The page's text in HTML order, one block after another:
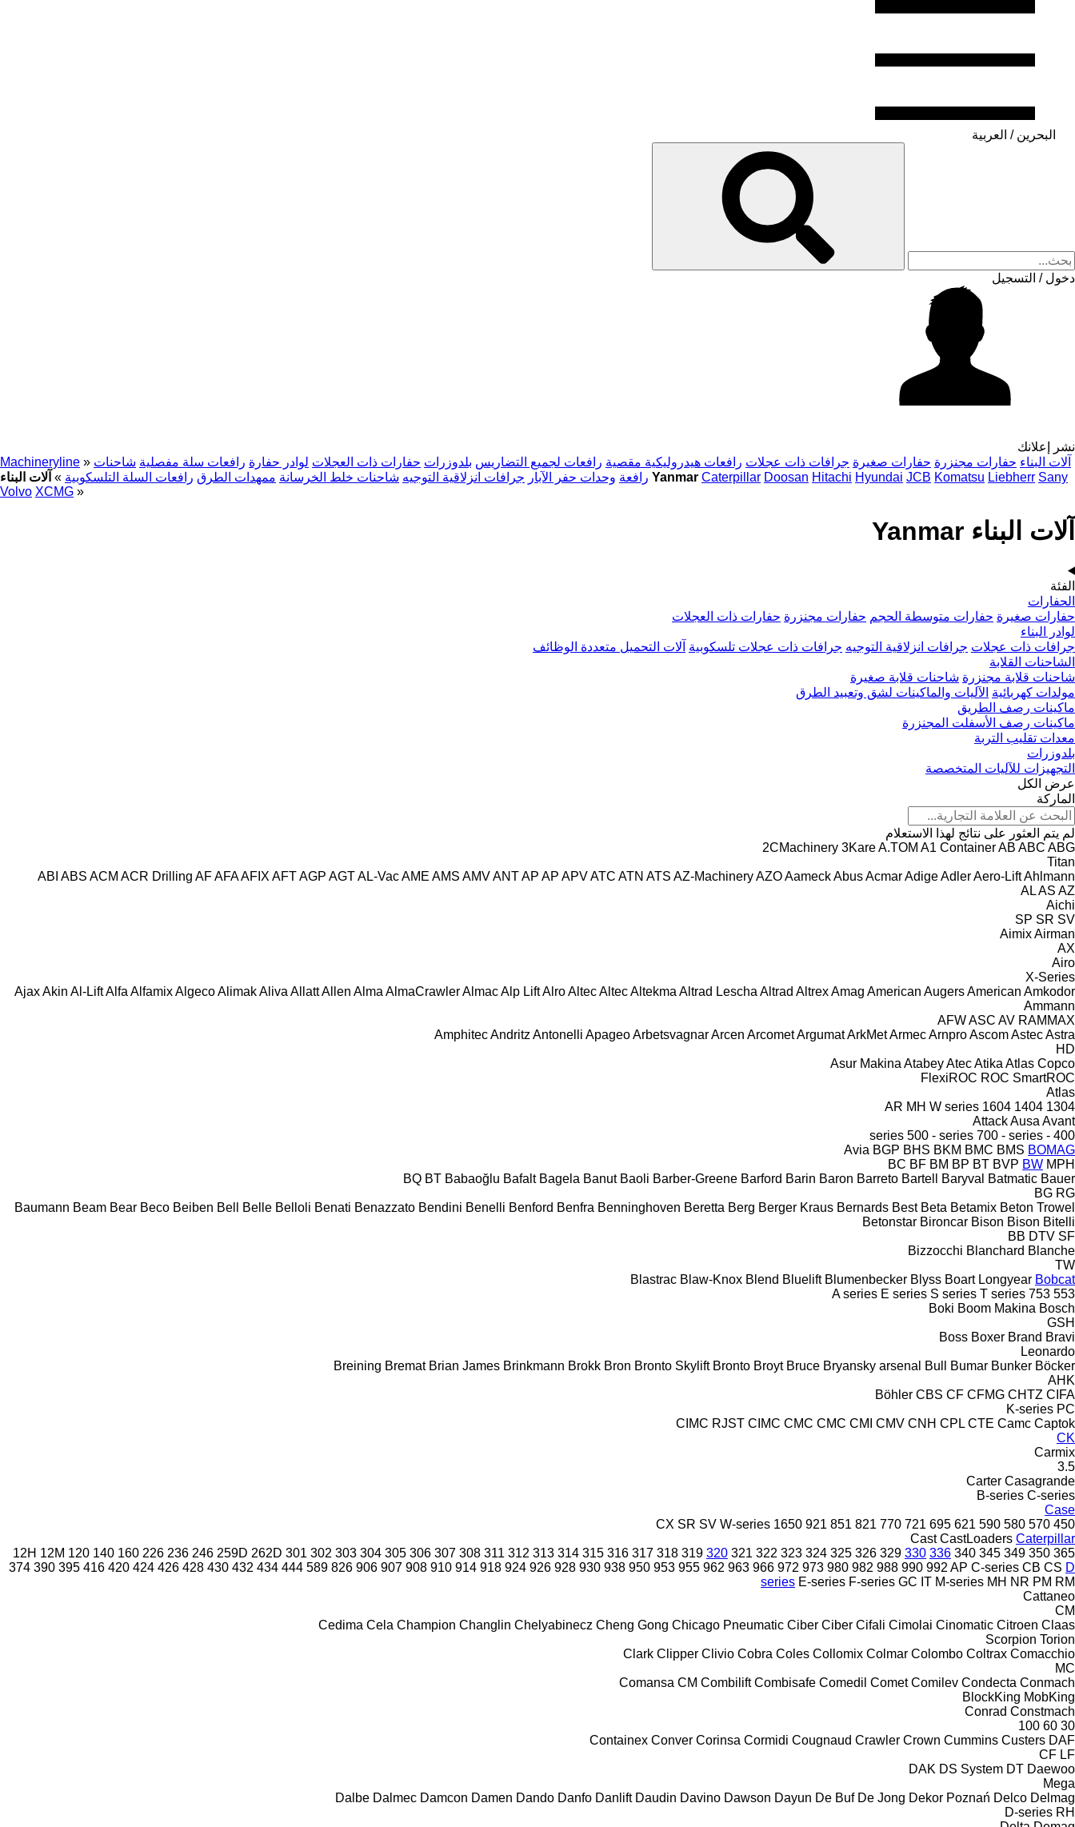
البحرين / العربية
دخول / التسجيل
نشر إعلانك
Machineryline » آلات البناء حفارات مجنزرة حفارات صغيرة جرافات ذات عجلات رافعات هيدروليكية مقصية رافعات لجميع التضاريس بلدوزرات حفارات ذات العجلات لوادر حفارة رافعات سلة مفصلية شاحنات
رافعة وحدات حفر الآبار جرافات انزلاقية التوجيه شاحنات خلط الخرسانة ممهدات الطرق رافعات السلة التلسكوبية » آلات البناء Yanmar Caterpillar Doosan Hitachi Hyundai JCB Komatsu Liebherr Sany
Volvo XCMG »
آلات البناء Yanmar
الفئة
الحفارات
حفارات صغيرة حفارات متوسطة الحجم حفارات مجنزرة حفارات ذات العجلات
لوادر البناء
جرافات ذات عجلات جرافات انزلاقية التوجيه جرافات ذات عجلات تلسكوبية آلات التحميل متعددة الوظائف
الشاحنات القلابة
شاحنات قلابة مجنزرة شاحنات قلابة صغيرة
مولدات كهربائية الآليات والماكينات لشق وتعبيد الطرق
ماكينات رصف الطريق
ماكينات رصف الأسفلت المجنزرة
معدات تقليب التربة
بلدوزرات
التجهيزات للآليات المتخصصة
عرض الكل
الماركة
لم يتم العثور على نتائج لهذا الاستعلام
2CMachinery 3KareA.TOM A1 ContainerAB ABC ABG
Titan
ABI ABS ACM ACR Drilling AFAFAAFIX AFTAGP AGTAL-VacAME AMS AMVANTAP AP APVATC ATN ATS AZ-MachineryAZOAameckAbusAcmarAdigeAdlerAero-LiftAhlmann
ALAS AZ
Aichi
SP SR SV
AimixAirman
AX
Airo
X-Series
AjaxAkin Al-LiftAlfa AlfamixAlgecoAlimakAliva AllattAllen Alma AlmaCrawlerAlmacAlp LiftAlroAltecAltecAltekma Altrad Lescha Altrad AltrexAmag American AugersAmerican Amkodor
Ammann
AFWASC AV RAMMAX
AmphitecAndritz Antonelli ApageoArbetsvagnarArcen ArcometArgumatArkMetArmecArnproAscomAstecAstra
HD
Asur Makina AtabeyAtecAtika Atlas Copco
FlexiROC ROC SmartROC
Atlas
1304
1404
1604
AR MH W series
AttackAusa Avant
400 - series
500 - series 700 - series
Avia BGP BHS BKM BMC BMS BOMAG
BC BF BM BP BT BVP BW MPH
BQ BT Babaoğlu Bafalt Bagela Banut Baoli Barber-Greene Barford Barin Baron Barreto Bartell Baryval Batmatic Bauer
BG RG
Baumann Beam Bear Beco Beiben Bell Belle Belloli Benati Benazzato Bendini Benelli Benford Benfra Benninghoven Beretta Berg Berger Kraus Bernards Best Beta Betamix Beton Trowel
Betonstar Bironcar Bison Bison Bitelli
BB DTV SF
Bizzocchi Blanchard Blanche
TW
Blastrac Blaw-Knox Blend Bluelift Blumenbecker Blyss Boart Longyear Bobcat
553
753
A series E series S series T series
Boki Boom Makina Bosch
GSH
Boss Boxer Brand Bravi
Leonardo
Breining Bremat Brian James Brinkmann Brokk Bron Bronto Skylift Bronto Broyt Bruce Bryansky arsenal Bull Bumar Bunker Böcker
AHK
Böhler CBS CF CFMG CHTZ CIFA
K-series PC
CIMC RJST CIMC CMC CMC CMI CMV CNH CPL CTE Camc Captok
CK
Carmix
3.5
Carter Casagrande
B-series C-series
Case
450
570
580
590
621
695
721
770
821
851
921
1650
CX SR SV W-series
Cast CastLoaders Caterpillar
12H 12M 120 140 160 226 236 246 259D 262D 301 302 303 304 305 306 307 308 311 312 313 314 315 316 317 318 319 320 321 322 323 324 325 326 329 330 336 340 345 349 350 365
374 390 395 416 420 424 426 428 430 432 434 444 589 826 906 907 908 910 914 918 924 926 928 930 938 950 953 955 962 963 966 972 973 980 982 988 990 992 AP C-series CB CS D
series E-series F-series GC IT M-series MH NR PM RM
Cattaneo
CM
Cedima Cela Champion Changlin Chelyabinecz Cheng Gong Chicago Pneumatic Ciber Ciber Cifali Cimolai Cinomatic Citroen Claas
Scorpion Torion
Clark Clipper Clivio Cobra Coles Collomix Colmar Colombo Coltrax Comacchio
MC
Comansa CM Combilift Combisafe Comedil Comet Comilev Condecta Conmach
BlockKing MobKing
Conrad Constmach
30
60
100
Containex Conver Corinsa Cormidi Cougnaud Crawler Crown Cummins Custers DAF
CF LF
DAK DS System DT Daewoo
Mega
Dalbe Dalmec Damcon Damen Dando Danfo Danlift Daudin Davino Dawson Dayun De Buf De Jong Dekor Poznań Delco Delmag
D-series RH